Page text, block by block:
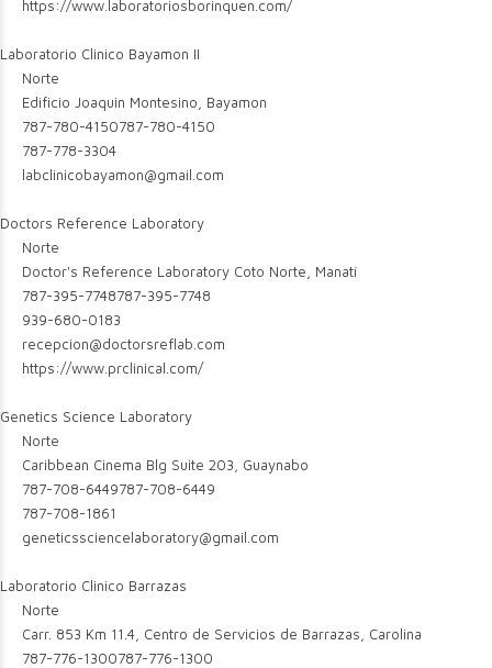
https://www.laboratoriosborinquen.com/
Laboratorio Clinico Bayamon II
Norte
Edificio Joaquin Montesino, Bayamon
787-780-4150787-780-4150
787-778-3304
labclinicobayamon@gmail.com
Doctors Reference Laboratory
Norte
Doctor's Reference Laboratory Coto Norte, Manatí
787-395-7748787-395-7748
939-680-0183
recepcion@doctorsreflab.com
https://www.prclinical.com/
Genetics Science Laboratory
Norte
Caribbean Cinema Blg Suite 203, Guaynabo
787-708-6449787-708-6449
787-708-1861
geneticssciencelaboratory@gmail.com
Laboratorio Clinico Barrazas
Norte
Carr. 853 Km 11.4, Centro de Servicios de Barrazas, Carolina
787-776-1300787-776-1300